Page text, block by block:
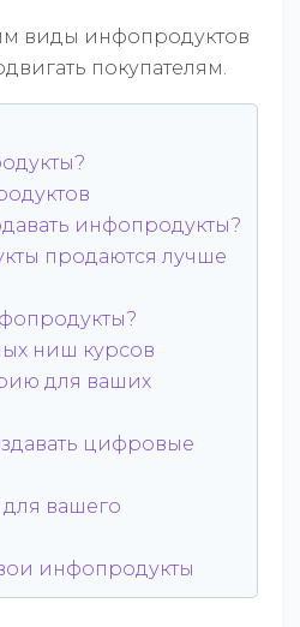
виды инфопродуктов
покупателям.
инфопродукты?
продаются лучше
ниш курсов
для ваших
цифровые
вашего
инфопродукты